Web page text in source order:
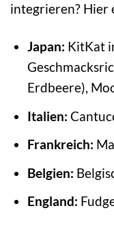
integrieren? Hier
Japan: KitKat
Erdbeere),
Italien:
Frankreich:
Belgien:
England: